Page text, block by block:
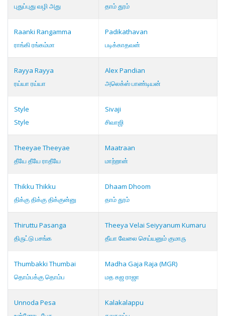
புதுப்புது வழி அது
தாம் தூம்
Raanki Rangamma
ராங்கி ரங்கம்மா
Padikathavan
படிக்காதவன்
Rayya Rayya
ரய்யா ரய்யா
Alex Pandian
அலெக்ஸ் பாண்டியன்
Style
Style
Sivaji
சிவாஜி
Theeyae Theeyae
தீயே தீயே ராதீயே
Maatraan
மாற்றான்
Thikku Thikku
திக்கு திக்கு திக்குன்னு
Dhaam Dhoom
தாம் தூம்
Thiruttu Pasanga
திருட்டு பசங்க
Theeya Velai Seiyyanum Kumaru
தீயா வேலை செய்யனும் குமாரு
Thumbakki Thumbai
தொம்பக்கு தொம்ப
Madha Gaja Raja (MGR)
மத கஜ ராஜா
Unnoda Pesa
Kalakalappu